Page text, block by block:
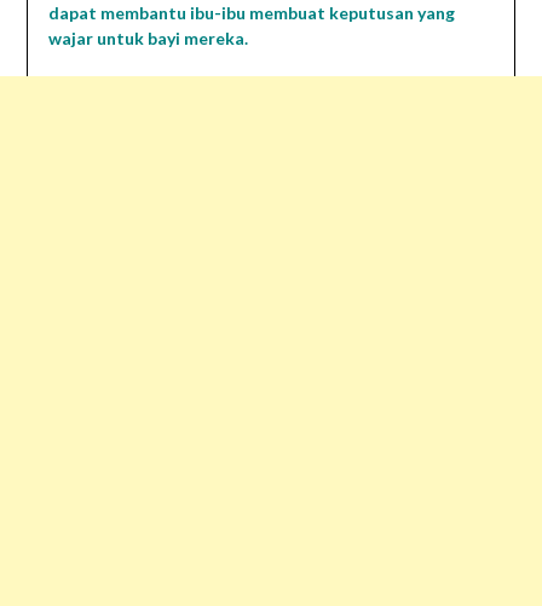
dapat membantu ibu-ibu membuat keputusan yang
wajar untuk bayi mereka.